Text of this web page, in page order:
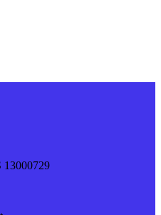
13000729